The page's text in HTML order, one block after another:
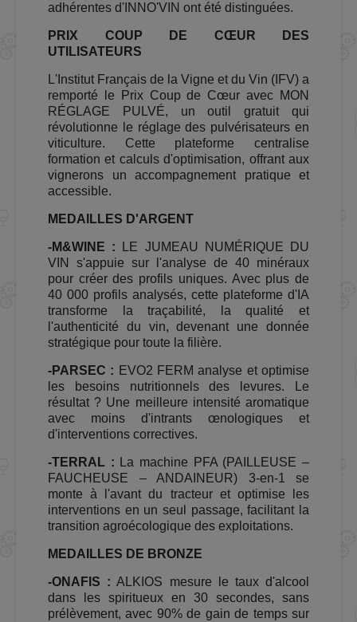
adhérentes d'INNO'VIN ont été distinguées.
PRIX COUP DE CŒUR DES
UTILISATEURS
L'Institut Français de la Vigne et du Vin (IFV) a
remporté le Prix Coup de Cœur avec MON
RÉGLAGE PULVÉ, un outil gratuit qui
révolutionne le réglage des pulvérisateurs en
viticulture. Cette plateforme centralise
formation et calculs d'optimisation, offrant aux
vignerons un accompagnement pratique et
accessible.
MEDAILLES D'ARGENT
-M&WINE : LE JUMEAU NUMÉRIQUE DU
VIN s'appuie sur l'analyse de 40 minéraux
pour créer des profils uniques. Avec plus de
40 000 profils analysés, cette plateforme d'IA
transforme la traçabilité, la qualité et
l'authenticité du vin, devenant une donnée
stratégique pour toute la filière.
-PARSEC : EVO2 FERM analyse et optimise
les besoins nutritionnels des levures. Le
résultat ? Une meilleure intensité aromatique
avec moins d'intrants œnologiques et
d'interventions correctives.
-TERRAL : La machine PFA (PAILLEUSE –
FAUCHEUSE – ANDAINEUR) 3-en-1 se
monte à l'avant du tracteur et optimise les
interventions en un seul passage, facilitant la
transition agroécologique des exploitations.
MEDAILLES DE BRONZE
-ONAFIS : ALKIOS mesure le taux d'alcool
dans les spiritueux en 30 secondes, sans
prélèvement, avec 90% de gain de temps sur